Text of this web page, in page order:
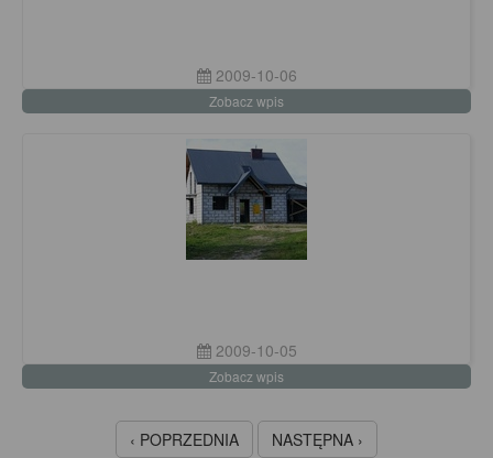
2009-10-06
Zobacz wpis
2009-10-05
Zobacz wpis
‹ POPRZEDNIA NASTĘPNA ›